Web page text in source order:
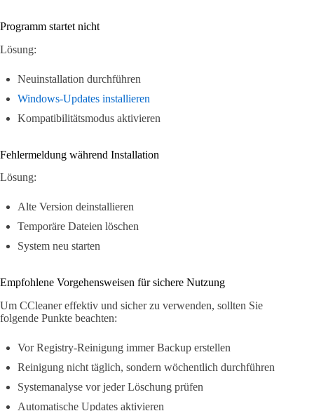
Programm startet nicht
Lösung:
Neuinstallation durchführen
Windows-Updates installieren
Kompatibilitätsmodus aktivieren
Fehlermeldung während Installation
Lösung:
Alte Version deinstallieren
Temporäre Dateien löschen
System neu starten
Empfohlene Vorgehensweisen für sichere Nutzung
Um CCleaner effektiv und sicher zu verwenden, sollten Sie
folgende Punkte beachten:
Vor Registry-Reinigung immer Backup erstellen
Reinigung nicht täglich, sondern wöchentlich durchführen
Systemanalyse vor jeder Löschung prüfen
Automatische Updates aktivieren